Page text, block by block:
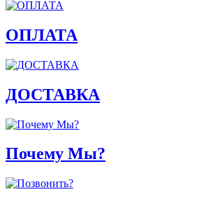
ОПЛАТА
ДОСТАВКА
Почему Мы?